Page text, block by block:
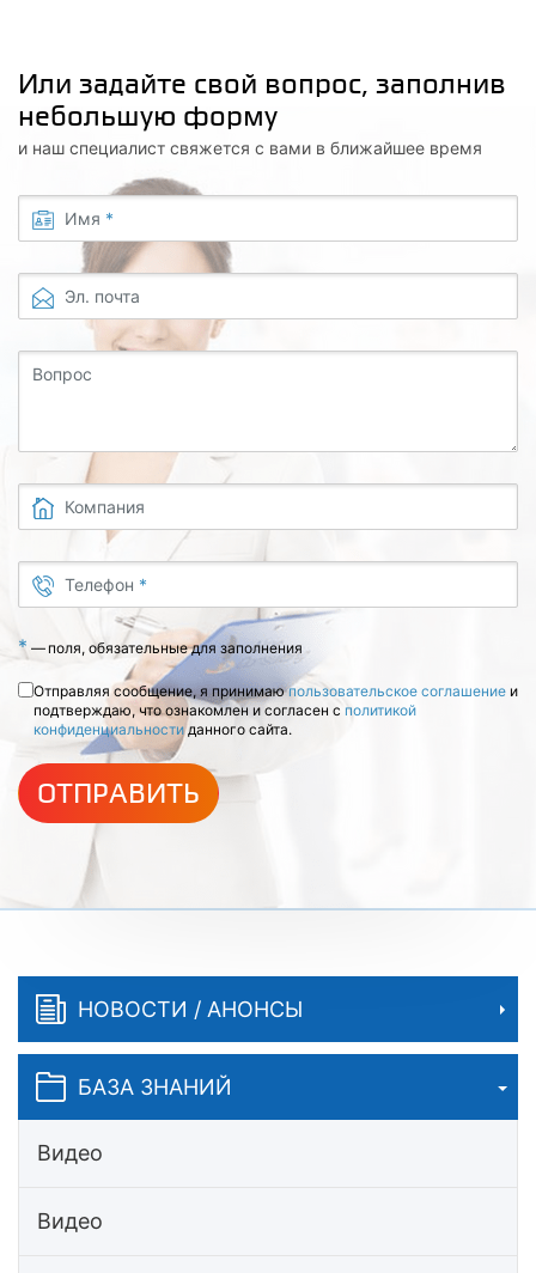
НОВОСТИ / АНОНСЫ
БАЗА ЗНАНИЙ
Видео
Видео
Или задайте свой вопрос, заполнив
небольшую форму
и наш специалист свяжется с вами в ближайшее время
Имя *
Эл. почта
Вопрос
Компания
Телефон *
* —поля, обязательные для заполнения
Отправляя сообщение, я принимаюпользовательское соглашение и
подтверждаю, что ознакомлен и согласен с политикой
конфиденциальностиданного сайта.
ОТПРАВИТЬ